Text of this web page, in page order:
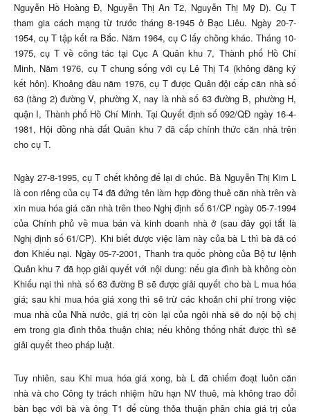
Nguyễn Hồ Hoàng Đ, Nguyễn Thị An T2, Nguyễn Thị Mỹ D). Cụ T
tham gia cách mạng từ trước tháng 8-1945 ở Bạc Liêu. Ngày 20-7-
1954, cụ T tập kết ra Bắc. Năm 1964, cụ C lấy chồng khác. Tháng 10-
1975, cụ T về công tác tại Cục A Quân khu 7, Thành phố Hồ Chí
Minh, Năm 1976, cụ T chung sống với cụ Lê Thị T4 (không đăng ký
kết hôn). Khoảng đầu năm 1976, cụ T được Quân đội cấp căn nhà số
63 (tầng 2) đường V, phường X, nay là nhà số 63 đường B, phường H,
quận I, Thành phố Hồ Chí Minh. Tại Quyết định số 092/QĐ ngày 16-4-
1981, Hội đồng nhà đất Quân khu 7 đã cấp chính thức căn nhà trên
cho cụ T.
Ngày 27-8-1995, cụ T chết không để lại di chúc. Bà Nguyễn Thị Kim L
là con riêng của cụ T4 đã đứng tên làm hợp đồng thuê căn nhà trên và
xin mua hóa giá căn nhà trên theo Nghị định số 61/CP ngày 05-7-1994
của Chính phủ về mua bán và kinh doanh nhà ở (sau đây gọi tắt là
Nghị định số 61/CP). Khi biết được việc làm này của bà L thì bà đã có
đơn Khiếu nại. Ngày 05-7-2001, Thanh tra quốc phòng của Bộ tư lệnh
Quân khu 7 đã họp giải quyết với nội dung: nếu gia đình bà không còn
Khiếu nại thì nhà số 63 đường B sẽ được giải quyết cho bà L mua hóa
giá; sau khi mua hóa giá xong thì sẽ trừ các khoản chi phí trong việc
mua nhà của Nhà nước, giá trị còn lại của ngôi nhà sẽ do nội bộ chị
em trong gia đình thỏa thuận chia; nếu không thống nhất được thì sẽ
giải quyết theo pháp luật.
Tuy nhiên, sau Khi mua hóa giá xong, bà L đã chiếm đoạt luôn căn
nhà và cho Công ty trách nhiệm hữu hạn NV thuê, mà không trao đổi
bàn bạc với bà và ông T1 để cùng thỏa thuận phân chia giá trị của